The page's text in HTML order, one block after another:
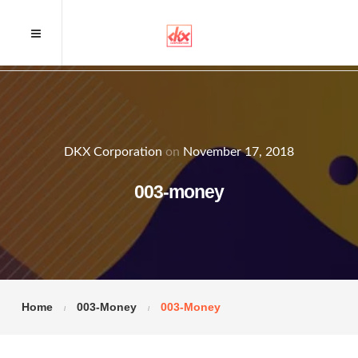
DKX Corporation on November 17, 2018
003-money
Home 003-Money 003-Money